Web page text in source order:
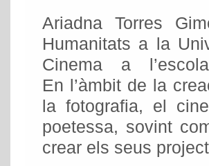
Ariadna Torres
Humanitats a la
Cinema a
En l’àmbit de la
la fotografia, el
poetessa, sovint
crear els seus